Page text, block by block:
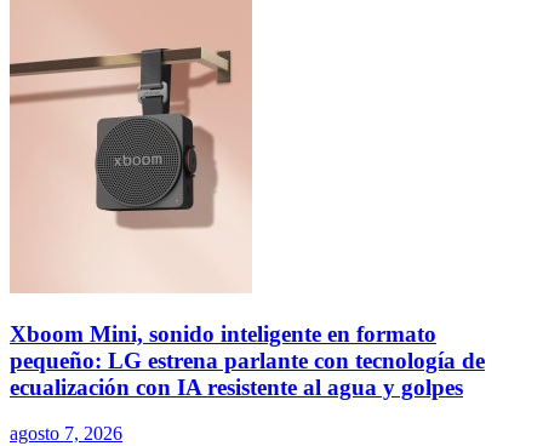
Xboom Mini, sonido inteligente en formato
pequeño: LG estrena parlante con tecnología de
ecualización con IA resistente al agua y golpes
agosto 7, 2026